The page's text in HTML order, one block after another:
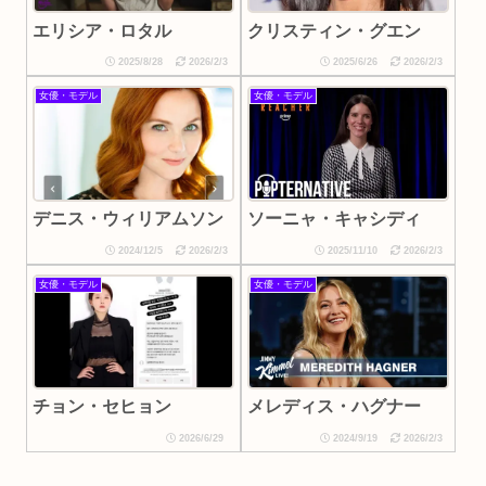
エリシア・ロタル
2025/8/28 2026/2/3
クリスティン・グエン
2025/6/26 2026/2/3
女優・モデル
デニス・ウィリアムソン
2024/12/5 2026/2/3
女優・モデル
ソーニャ・キャシディ
2025/11/10 2026/2/3
女優・モデル
チョン・セヒョン
2026/6/29
女優・モデル
メレディス・ハグナー
2024/9/19 2026/2/3